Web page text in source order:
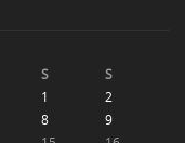
S
S
1
2
8
9